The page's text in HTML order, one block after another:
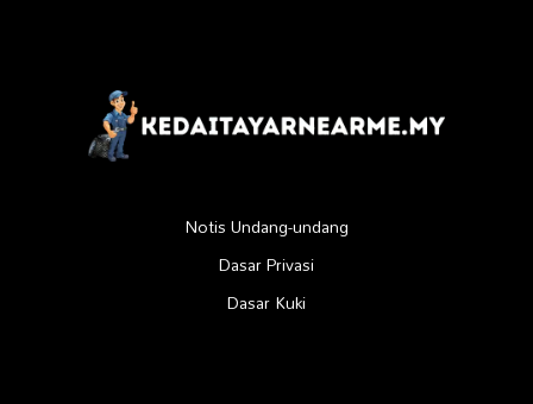
Notis Undang-undang
Dasar Privasi
Dasar Kuki